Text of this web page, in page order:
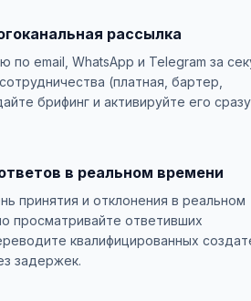
рассылка
по email, WhatsApp и Telegram за
(платная, бартер,
брифинг и активируйте его
в реальном времени
принятия и отклонения в реальном
просматривайте ответивших
квалифицированных
задержек.